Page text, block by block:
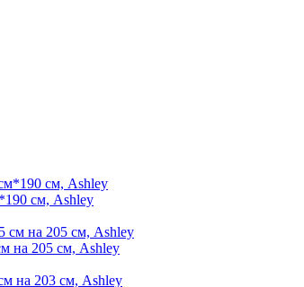
см, Ashley
на 205 см, Ashley